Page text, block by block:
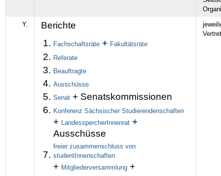
Y. Berichte
Fachschaftsräte + Fakultätsräte
Referate
Beauftragte
Ausschüsse
Senat + Senatskommissionen
Konferenz Sächsischer Studierendenschaften
+ LandesspercherInnenrat +
Ausschüsse
freier zusammenschluss von
studentInnenschaften
+ Mitgliederversammlung +